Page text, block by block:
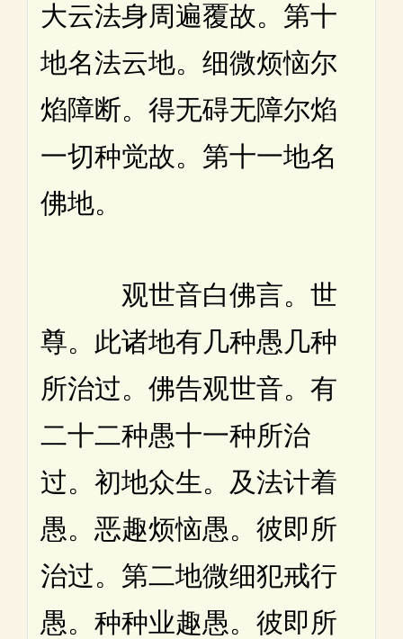
大云法身周遍覆故。第十
地名法云地。细微烦恼尔
焰障断。得无碍无障尔焰
一切种觉故。第十一地名
佛地。
观世音白佛言。世
尊。此诸地有几种愚几种
所治过。佛告观世音。有
二十二种愚十一种所治
过。初地众生。及法计着
愚。恶趣烦恼愚。彼即所
治过。第二地微细犯戒行
愚。种种业趣愚。彼即所